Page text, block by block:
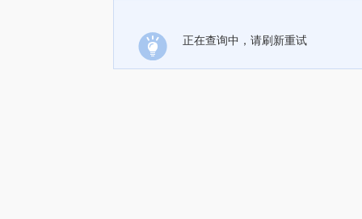
正在查询中，请刷新重试